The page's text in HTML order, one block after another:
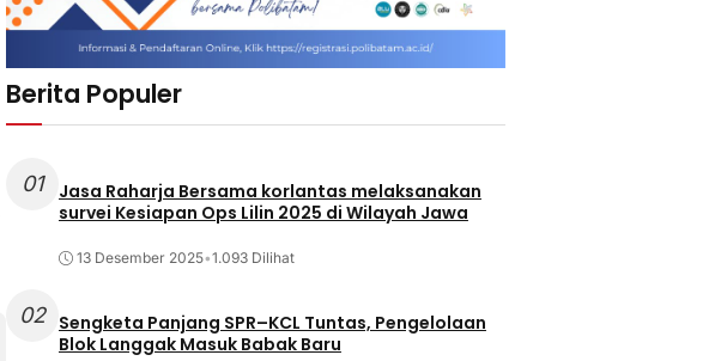
Berita Populer
01
Jasa Raharja Bersama korlantas melaksanakan
survei Kesiapan Ops Lilin 2025 di Wilayah Jawa
13 Desember 2025•1.093 Dilihat
02
Sengketa Panjang SPR–KCL Tuntas, Pengelolaan
Blok Langgak Masuk Babak Baru